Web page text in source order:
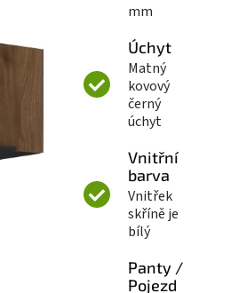
mm
Úchyt
Matný
kovový
černý
úchyt
Vnitřní
barva
Vnitřek
skříně je
bílý
Panty /
Pojezd